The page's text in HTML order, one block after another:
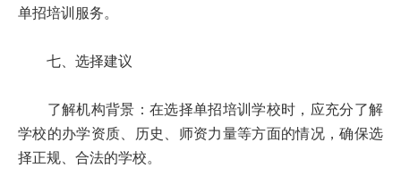
单招培训服务。
七、选择建议
了解机构背景：在选择单招培训学校时，应充分了解
学校的办学资质、历史、师资力量等方面的情况，确保选
择正规、合法的学校。